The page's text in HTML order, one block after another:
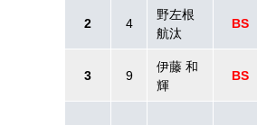
2 4
野左根
航汰
BS
3 9
伊藤 和
輝
BS